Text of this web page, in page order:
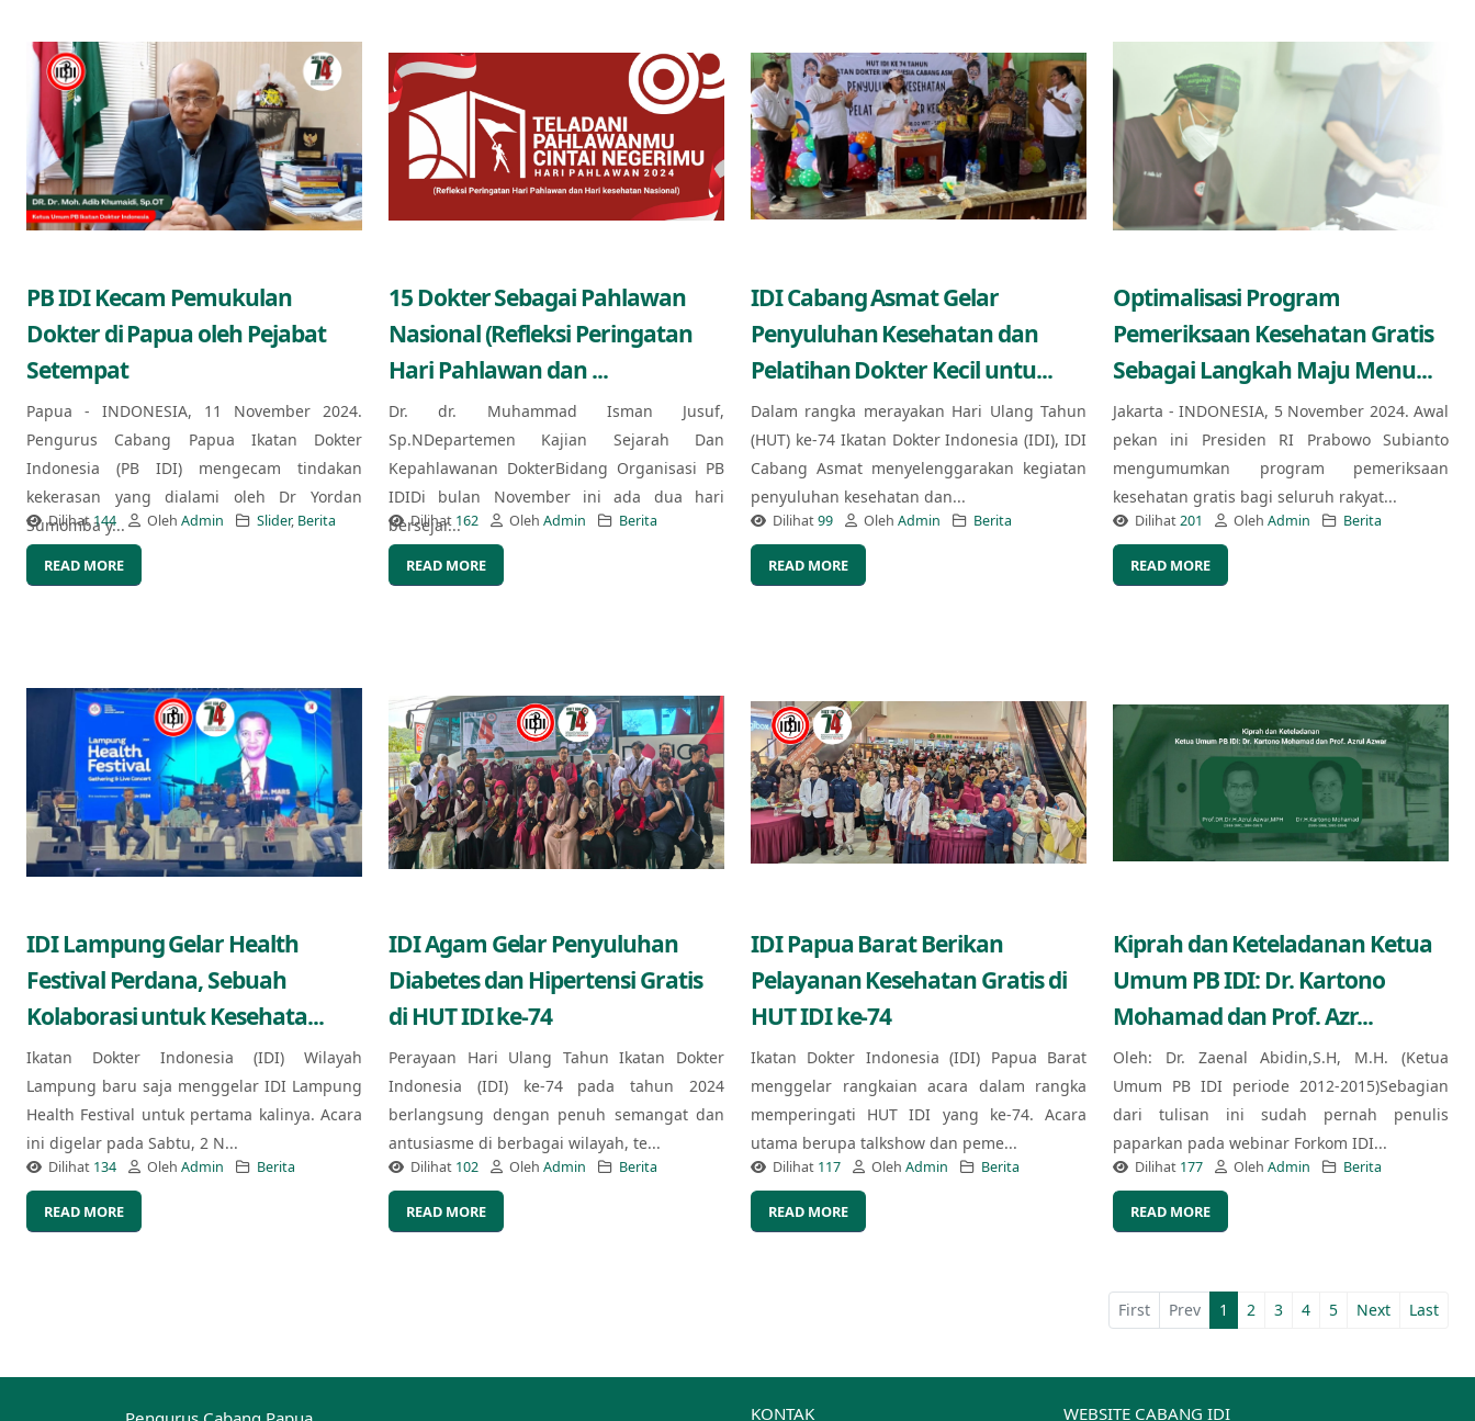
PB IDI Kecam Pemukulan
Dokter di Papua oleh Pejabat
Setempat
Papua - INDONESIA, 11 November 2024.
Pengurus Cabang Papua Ikatan Dokter
Indonesia (PB IDI) mengecam tindakan
kekerasan yang dialami oleh Dr Yordan
Sumomba y...
Dilihat144 Oleh Admin Slider, Berita
READ MORE
15 Dokter Sebagai Pahlawan
Nasional (Refleksi Peringatan
Hari Pahlawan dan ...
Dr. dr. Muhammad Isman Jusuf,
Sp.NDepartemen Kajian Sejarah Dan
Kepahlawanan DokterBidang Organisasi PB
IDIDi bulan November ini ada dua hari
bersejar...
Dilihat 162 Oleh Admin Berita
READ MORE
IDI Cabang Asmat Gelar
Penyuluhan Kesehatan dan
Pelatihan Dokter Kecil untu...
Dalam rangka merayakan Hari Ulang Tahun
(HUT) ke-74 Ikatan Dokter Indonesia (IDI), IDI
Cabang Asmat menyelenggarakan kegiatan
penyuluhan kesehatan dan...
Dilihat99 Oleh Admin Berita
READ MORE
Optimalisasi Program
Pemeriksaan Kesehatan Gratis
Sebagai Langkah Maju Menu...
Jakarta - INDONESIA, 5 November 2024. Awal
pekan ini Presiden RI Prabowo Subianto
mengumumkan program pemeriksaan
kesehatan gratis bagi seluruh rakyat...
Dilihat201 Oleh Admin Berita
READ MORE
IDI Lampung Gelar Health
Festival Perdana, Sebuah
Kolaborasi untuk Kesehata...
Ikatan Dokter Indonesia (IDI) Wilayah
Lampung baru saja menggelar IDI Lampung
Health Festival untuk pertama kalinya. Acara
ini digelar pada Sabtu, 2 N...
Dilihat 134 Oleh Admin Berita
READ MORE
IDI Agam Gelar Penyuluhan
Diabetes dan Hipertensi Gratis
di HUT IDI ke-74
Perayaan Hari Ulang Tahun Ikatan Dokter
Indonesia (IDI) ke-74 pada tahun 2024
berlangsung dengan penuh semangat dan
antusiasme di berbagai wilayah, te...
Dilihat 102 Oleh Admin Berita
READ MORE
IDI Papua Barat Berikan
Pelayanan Kesehatan Gratis di
HUT IDI ke-74
Ikatan Dokter Indonesia (IDI) Papua Barat
menggelar rangkaian acara dalam rangka
memperingati HUT IDI yang ke-74. Acara
utama berupa talkshow dan peme...
Dilihat 117 Oleh Admin Berita
READ MORE
Kiprah dan Keteladanan Ketua
Umum PB IDI: Dr. Kartono
Mohamad dan Prof. Azr...
Oleh: Dr. Zaenal Abidin,S.H, M.H. (Ketua
Umum PB IDI periode 2012-2015)Sebagian
dari tulisan ini sudah pernah penulis
paparkan pada webinar Forkom IDI...
Dilihat 177 Oleh Admin Berita
READ MORE
First Prev 1 2 3 4 5 Next Last
KONTAK WEBSITE CABANG IDI